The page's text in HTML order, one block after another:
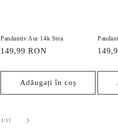
Pandantiv Aur 14k Stea
Preț
149,99 RON
Adăugați în coș
Preț
1/din
11